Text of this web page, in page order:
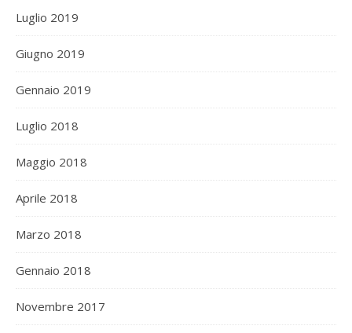
Luglio 2019
Giugno 2019
Gennaio 2019
Luglio 2018
Maggio 2018
Aprile 2018
Marzo 2018
Gennaio 2018
Novembre 2017